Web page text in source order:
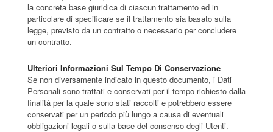
la concreta base giuridica di ciascun trattamento ed in
particolare di specificare se il trattamento sia basato sulla
legge, previsto da un contratto o necessario per concludere
un contratto.
Ulteriori Informazioni Sul Tempo Di Conservazione
Se non diversamente indicato in questo documento, i Dati
Personali sono trattati e conservati per il tempo richiesto dalla
finalità per la quale sono stati raccolti e potrebbero essere
conservati per un periodo più lungo a causa di eventuali
obbligazioni legali o sulla base del consenso degli Utenti.